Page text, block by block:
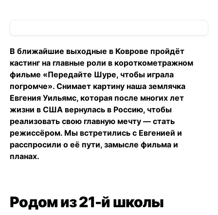
В ближайшие выходные в Коврове пройдёт
кастинг на главные роли в короткометражном
фильме «Передайте Шуре, чтобы играла
погромче». Снимает картину наша землячка
Евгения Уильямс, которая после многих лет
жизни в США вернулась в Россию, чтобы
реализовать свою главную мечту — стать
режиссёром. Мы встретились с Евгенией и
расспросили о её пути, замысле фильма и
планах.
Родом из 21-й школы